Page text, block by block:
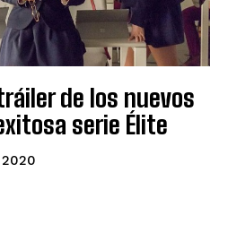
de los nuevos
serie Élite